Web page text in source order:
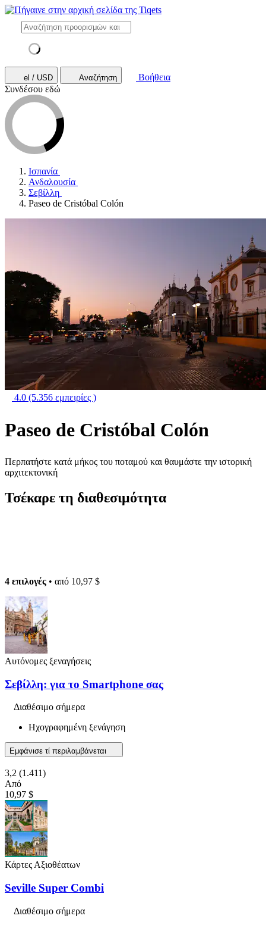
el / USD Αναζήτηση
Βοήθεια
Συνδέσου εδώ
Ισπανία
Ανδαλουσία
Σεβίλλη
Paseo de Cristóbal Colón
4.0 (5.356 εμπειρίες )
Paseo de Cristóbal Colón
Περπατήστε κατά μήκος του ποταμού και θαυμάστε την ιστορική
αρχιτεκτονική
Τσέκαρε τη διαθεσιμότητα
4 επιλογές • από 10,97 $
Αυτόνομες ξεναγήσεις
Σεβίλλη: για το Smartphone σας
Διαθέσιμο σήμερα
Ηχογραφημένη ξενάγηση
Εμφάνισε τί περιλαμβάνεται
3,2 (1.411)
Από
10,97 $
Κάρτες Αξιοθέατων
Seville Super Combi
Διαθέσιμο σήμερα